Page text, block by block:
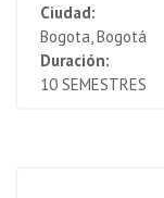
Ciudad:
Bogota, Bogotá
Duración:
10 SEMESTRES